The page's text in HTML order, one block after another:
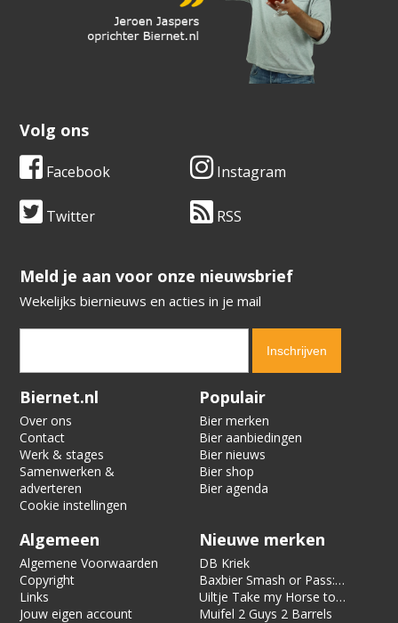
Volg ons
Facebook Instagram
Twitter RSS
​​​​​​​Meld je aan voor onze nieuwsbrief
Wekelijks biernieuws en acties in je mail
Verification code:
Biernet.nl
Over ons
Contact
Werk & stages
Samenwerken &
adverteren
Cookie instellingen
Populair
Bier merken
Bier aanbiedingen
Bier nieuws
Bier shop
Bier agenda
Algemeen
Algemene Voorwaarden
Copyright
Links
Jouw eigen account
Nieuwe merken
DB Kriek
Baxbier Smash or Pass:
Strata
Uiltje Take my Horse to
the Hotel Room
Muifel 2 Guys 2 Barrels